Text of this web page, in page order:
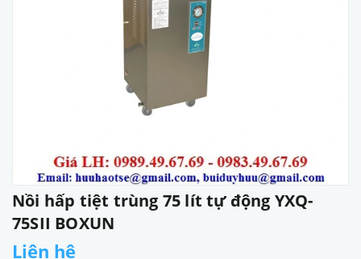
Nồi hấp tiệt trùng 75 lít tự động YXQ-
75SII BOXUN
Liên hệ